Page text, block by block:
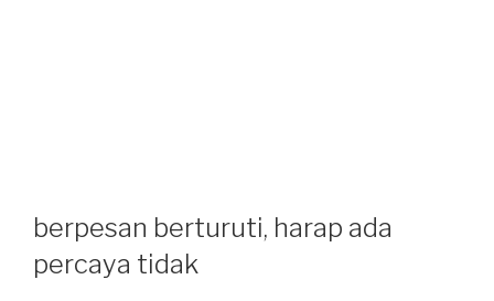
berpesan berturuti, harap ada
percaya tidak